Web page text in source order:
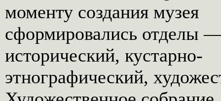
моменту создания музея
сформировались отделы
исторический, кустарно-
этнографический,